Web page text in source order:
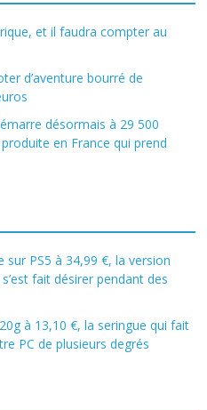
et il faudra compter au
d’aventure bourré de
désormais à 29 500
en France qui prend
PS5 à 34,99 €, la version
fait désirer pendant des
à 13,10 €, la seringue qui fait
PC de plusieurs degrés